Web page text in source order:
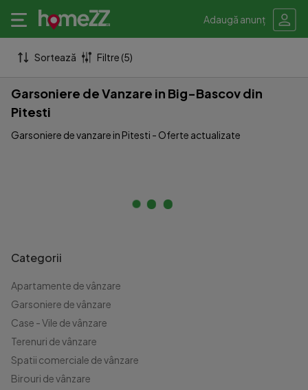
Adaugă anunț
Sortează Filtre (5)
Garsoniere de Vanzare in Big-Bascov din
Pitesti
Garsoniere de vanzare in Pitesti - Oferte actualizate
Categorii
Apartamente de vânzare
Garsoniere de vânzare
Case - Vile de vânzare
Terenuri de vânzare
Spatii comerciale de vânzare
Birouri de vânzare